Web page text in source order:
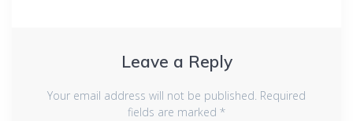
Leave a Reply
Your email address will not be published. Required
fields are marked *